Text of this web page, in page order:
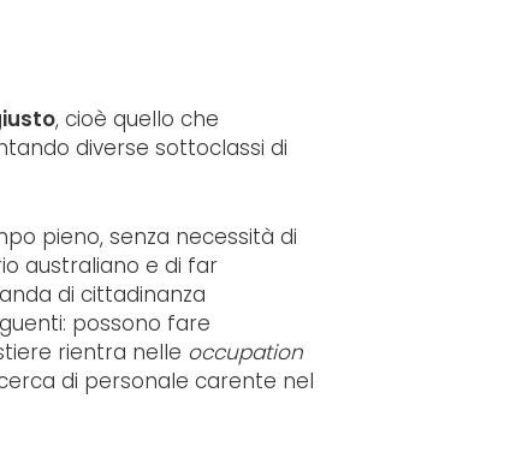
, cioè quello che
diverse sottoclassi di
pieno, senza necessità di
australiano e di far
di cittadinanza
possono fare
rientra nelle occupation
di personale carente nel